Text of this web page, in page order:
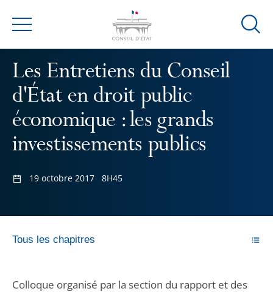
Menu
Ouvrir
Les Entretiens du Conseil
d'État en droit public
économique : les grands
investissements publics
19 octobre 2017 8H45
Tous les chapitres
Colloque organisé par la section du rapport et des